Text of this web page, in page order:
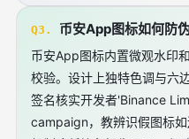
Q3. 币安App图标如何防
币安App图标内置微观水印
校验。设计上独特色调与六
签名核实开发者'Binance
campaign，教辨识假图标